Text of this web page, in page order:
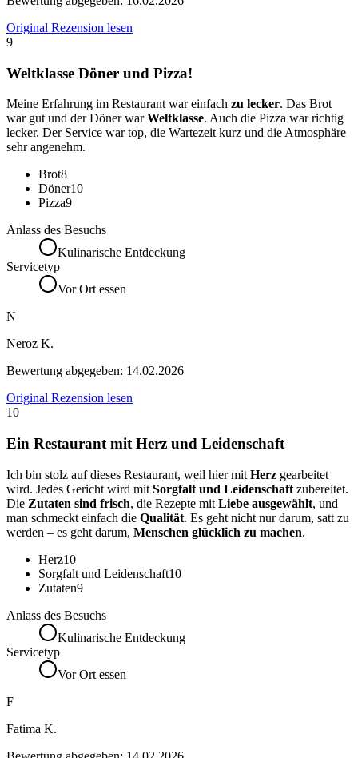
Original Rezension lesen
9
Weltklasse Döner und Pizza!
Meine Erfahrung im Restaurant war einfach zu lecker. Das Brot
war gut und der Döner warWeltklasse. Auch die Pizza war richtig
lecker. Der Service war top, die Wartezeit kurz und die Atmosphäre
sehr angenehm.
Brot8
Döner10
Pizza9
Anlass des Besuchs
Kulinarische Entdeckung
Servicetyp
Vor Ort essen
N
Neroz K.
Bewertung abgegeben: 14.02.2026
Original Rezension lesen
10
Ein Restaurant mit Herz und Leidenschaft
Ich bin stolz auf dieses Restaurant, weil hier mit Herz gearbeitet
wird. Jedes Gericht wird mit Sorgfalt und Leidenschaft zubereitet.
Die Zutaten sind frisch, die Rezepte mit Liebe ausgewählt, und
man schmeckt einfach die Qualität. Es geht nicht nur darum, satt zu
werden – es geht darum, Menschen glücklich zu machen.
Herz10
Sorgfalt und Leidenschaft10
Zutaten9
Anlass des Besuchs
Kulinarische Entdeckung
Servicetyp
Vor Ort essen
F
Fatima K.